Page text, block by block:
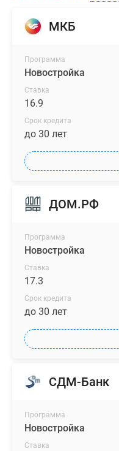
МКБ
Программа
Новостройка
Ставка
16.9
Срок кредита
до 30 лет
ДОМ.РФ
Программа
Новостройка
Ставка
17.3
Срок кредита
до 30 лет
СДМ-Банк
Программа
Новостройка
Ставка